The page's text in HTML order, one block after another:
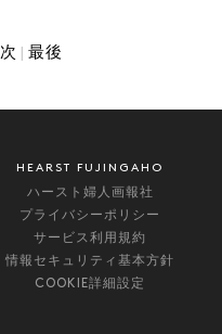
次 最後
HEARST FUJINGAHO
ハースト婦人画報社
プライバシーポリシー
サービス利用規約
情報セキュリティ基本方針
COOKIE詳細設定